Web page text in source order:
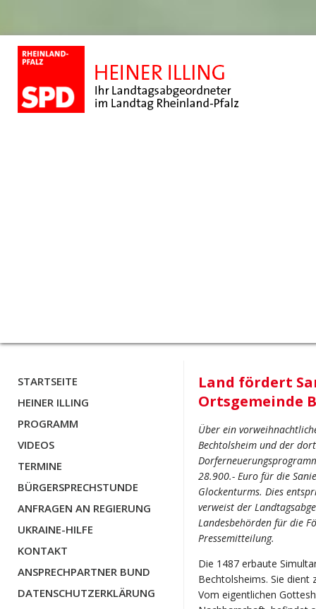
STARTSEITE
HEINER ILLING
PROGRAMM
VIDEOS
TERMINE
BÜRGERSPRECHSTUNDE
ANFRAGEN AN REGIERUNG
UKRAINE-HILFE
KONTAKT
ANSPRECHPARTNER BUND
DATENSCHUTZERKLÄRUNG
Land fördert
Ortsgemeinde
Über ein
Bechtolsheim und der
28.900.- Euro für die
Glockenturms. Dies
verweist der
Landesbehörden für die
Pressemitteilung.
Die 1487 erbaute
Bechtolsheims. Sie dient
Vom eigentlichen